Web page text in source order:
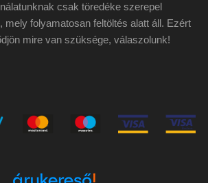
csak töredéke szerepel
mely folyamatosan feltöltés alatt áll. Ezért
mire van szüksége, válaszolunk!